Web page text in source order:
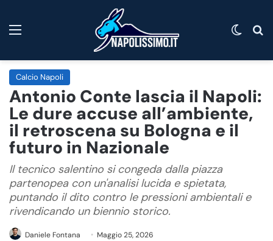
Calcio Napoli
Antonio Conte lascia il Napoli:
Le dure accuse all’ambiente,
il retroscena su Bologna e il
futuro in Nazionale
Il tecnico salentino si congeda dalla piazza
partenopea con un'analisi lucida e spietata,
puntando il dito contro le pressioni ambientali e
rivendicando un biennio storico.
Daniele Fontana
Maggio 25, 2026